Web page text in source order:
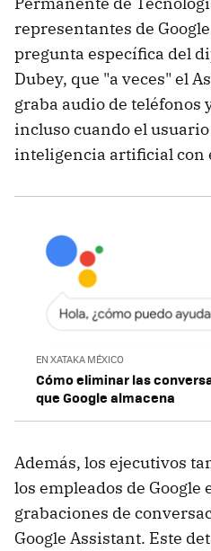
representantes de
pregunta específica del
Dubey, que "a veces" el
graba audio de teléfonos
incluso cuando el
inteligencia artificial con
EN XATAKA MÉXICO
Cómo eliminar las
que Google almacena
Además, los ejecutivos
los empleados de Google
grabaciones de
Google Assistant. Este